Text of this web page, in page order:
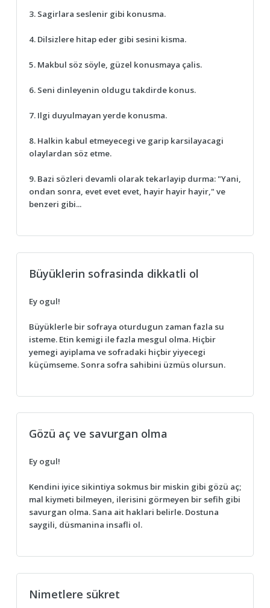
3. Sagirlara seslenir gibi konusma.
4. Dilsizlere hitap eder gibi sesini kisma.
5. Makbul söz söyle, güzel konusmaya çalis.
6. Seni dinleyenin oldugu takdirde konus.
7. Ilgi duyulmayan yerde konusma.
8. Halkin kabul etmeyecegi ve garip karsilayacagi
olaylardan söz etme.
9. Bazi sözleri devamli olarak tekarlayip durma: "Yani,
ondan sonra, evet evet evet, hayir hayir hayir," ve
benzeri gibi...
Büyüklerin sofrasinda dikkatli ol
Ey ogul!
Büyüklerle bir sofraya oturdugun zaman fazla su
isteme. Etin kemigi ile fazla mesgul olma. Hiçbir
yemegi ayiplama ve sofradaki hiçbir yiyecegi
küçümseme. Sonra sofra sahibini üzmüs olursun.
Gözü aç ve savurgan olma
Ey ogul!
Kendini iyice sikintiya sokmus bir miskin gibi gözü aç;
mal kiymeti bilmeyen, ilerisini görmeyen bir sefih gibi
savurgan olma. Sana ait haklari belirle. Dostuna
saygili, düsmanina insafli ol.
Nimetlere sükret